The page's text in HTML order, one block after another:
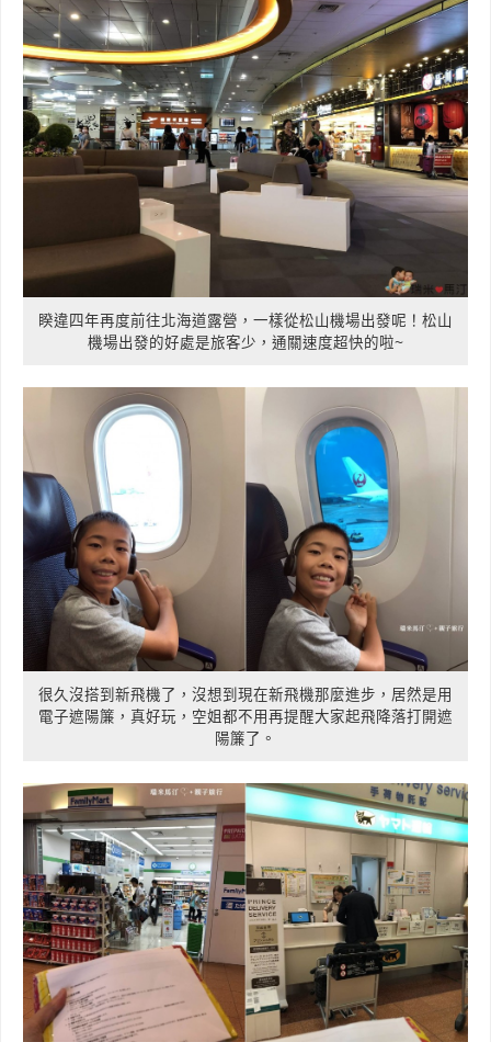
睽違四年再度前往北海道露營，一樣從松山機場出發呢！松山
機場出發的好處是旅客少，通關速度超快的啦~
很久沒搭到新飛機了，沒想到現在新飛機那麼進步，居然是用
電子遮陽簾，真好玩，空姐都不用再提醒大家起飛降落打開遮
陽簾了。